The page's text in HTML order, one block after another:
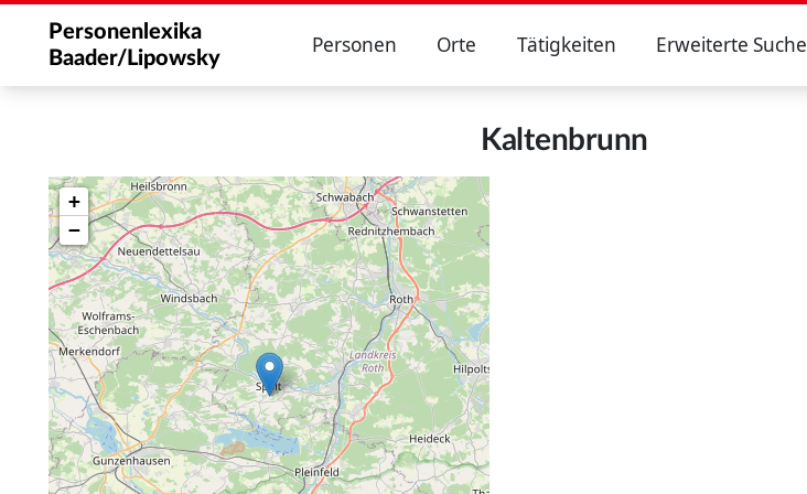
Personenlexika
Baader/Lipowsky
Personen Orte Tätigkeiten Erweiterte Suche
Kaltenbrunn
+
−